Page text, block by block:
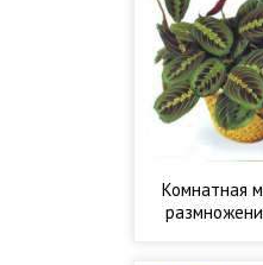
Комнатная